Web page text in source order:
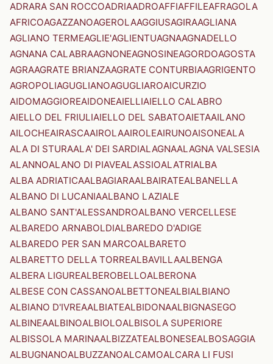
ADRARA SAN ROCCOADRIAADROAFFIAFFILEAFRAGOLA
AFRICOAGAZZANOAGEROLAAGGIUSAGIRAAGLIANA
AGLIANO TERMEAGLIE'AGLIENTUAGNAAGNADELLO
AGNANA CALABRAAGNONEAGNOSINEAGORDOAGOSTA
AGRAAGRATE BRIANZAAGRATE CONTURBIAAGRIGENTO
AGROPOLIAGUGLIANOAGUGLIAROAICURZIO
AIDOMAGGIOREAIDONEAIELLIAIELLO CALABRO
AIELLO DEL FRIULIAIELLO DEL SABATOAIETAAILANO
AILOCHEAIRASCAAIROLAAIROLEAIRUNOAISONEALA
ALA DI STURAALA' DEI SARDIALAGNAALAGNA VALSESIA
ALANNOALANO DI PIAVEALASSIOALATRIALBA
ALBA ADRIATICAALBAGIARAALBAIRATEALBANELLA
ALBANO DI LUCANIAALBANO LAZIALE
ALBANO SANT'ALESSANDROALBANO VERCELLESE
ALBAREDO ARNABOLDIALBAREDO D'ADIGE
ALBAREDO PER SAN MARCOALBARETO
ALBARETTO DELLA TORREALBAVILLAALBENGA
ALBERA LIGUREALBEROBELLOALBERONA
ALBESE CON CASSANOALBETTONEALBIALBIANO
ALBIANO D'IVREAALBIATEALBIDONAALBIGNASEGO
ALBINEAALBINOALBIOLOALBISOLA SUPERIORE
ALBISSOLA MARINAALBIZZATEALBONESEALBOSAGGIA
ALBUGNANOALBUZZANOALCAMOALCARA LI FUSI